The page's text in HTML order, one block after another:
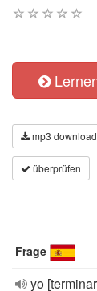
mp3
überprüfen
Frage
yo